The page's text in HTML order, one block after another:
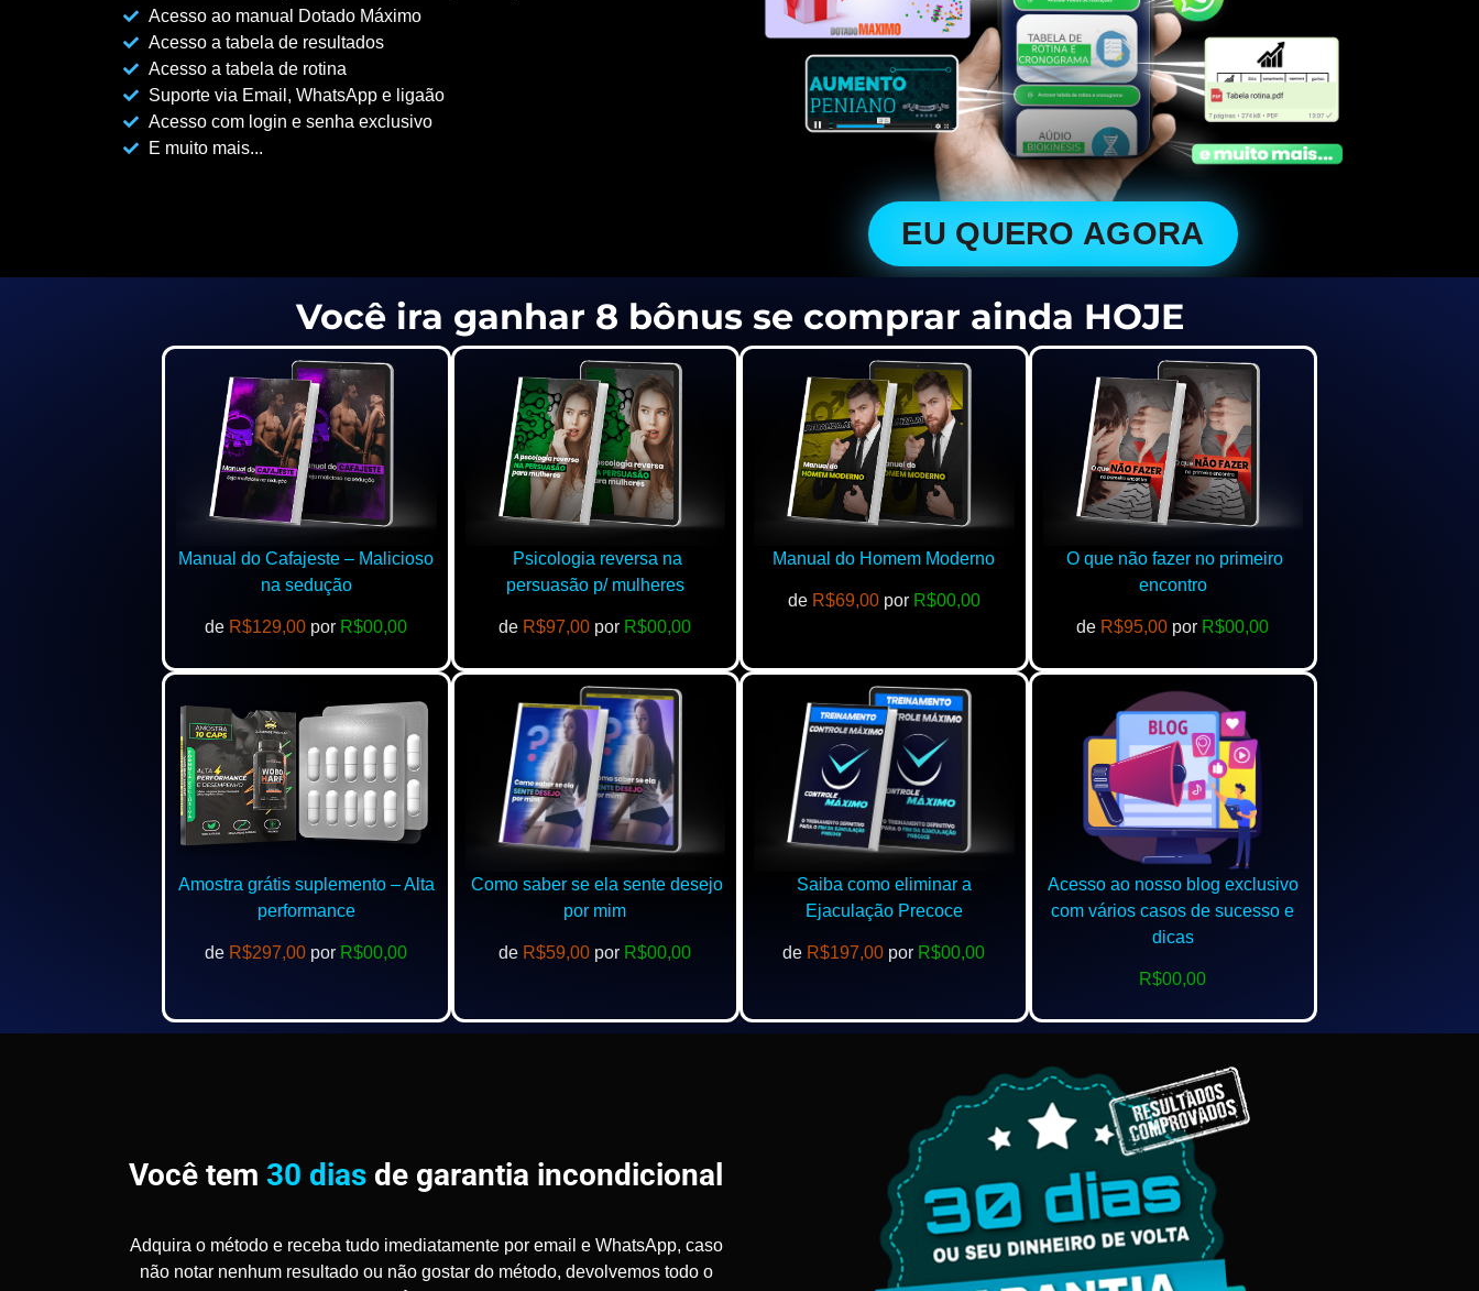
Acesso ao manual Dotado Máximo
Acesso a tabela de resultados
Acesso a tabela de rotina
Suporte via Email, WhatsApp e ligaão
Acesso com login e senha exclusivo
E muito mais...
EU QUERO AGORA
Você ira ganhar 8 bônus se comprar ainda HOJE
Manual do Cafajeste – Malicioso
na sedução
de R$129,00 por R$00,00
Psicologia reversa na
persuasão p/ mulheres
de R$97,00 por R$00,00
Manual do Homem Moderno
de R$69,00 por R$00,00
O que não fazer no primeiro
encontro
de R$95,00 por R$00,00
Amostra grátis suplemento – Alta
performance
de R$297,00 por R$00,00
Como saber se ela sente desejo
por mim
de R$59,00 por R$00,00
Saiba como eliminar a
Ejaculação Precoce
de R$197,00 por R$00,00
Acesso ao nosso blog exclusivo
com vários casos de sucesso e
dicas
R$00,00
Você tem 30 dias de garantia incondicional
Adquira o método e receba tudo imediatamente por email e WhatsApp, caso
não notar nenhum resultado ou não gostar do método, devolvemos todo o